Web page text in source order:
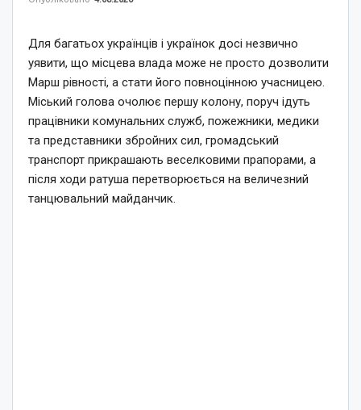
Для багатьох українців і українок досі незвично
уявити, що місцева влада може не просто дозволити
Марш рівності, а стати його повноцінною учасницею.
Міський голова очолює першу колону, поруч ідуть
працівники комунальних служб, пожежники, медики
та представники збройних сил, громадський
транспорт прикрашають веселковими прапорами, а
після ходи ратуша перетворюється на величезний
танцювальний майданчик.